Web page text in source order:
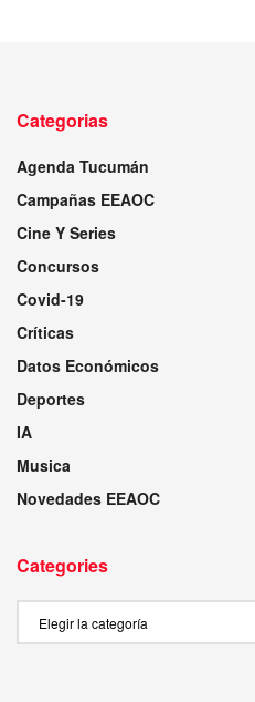
Categorias
Agenda Tucumán
Campañas EEAOC
Cine Y Series
Concursos
Covid-19
Críticas
Datos Económicos
Deportes
IA
Musica
Novedades EEAOC
Categories